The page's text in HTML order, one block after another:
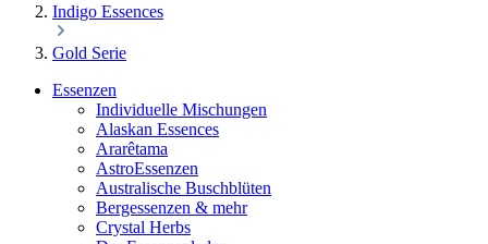
Indigo Essences
Gold Serie
Essenzen
Individuelle Mischungen
Alaskan Essences
Ararêtama
AstroEssenzen
Australische Buschblüten
Bergessenzen & mehr
Crystal Herbs